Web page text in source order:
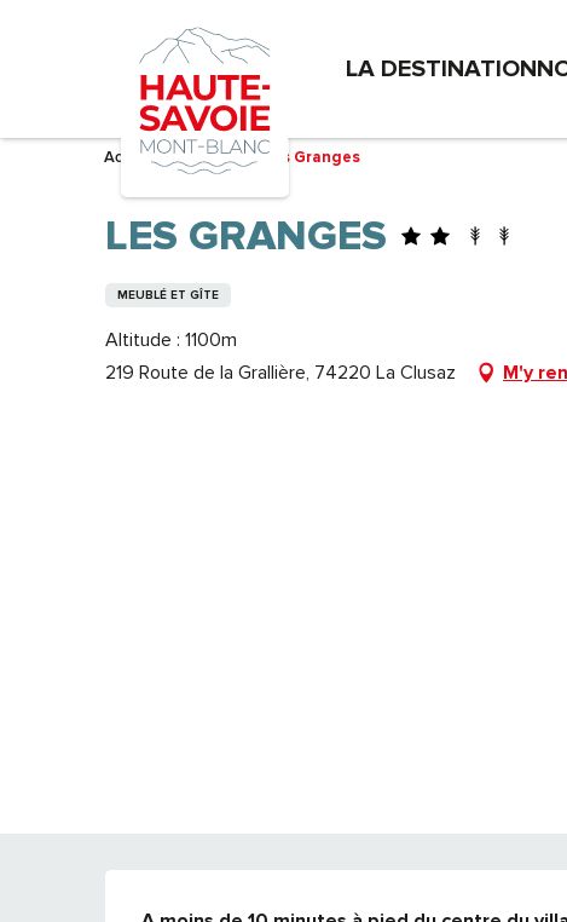
LA DESTINATION
Accueil – Je prépare Les Granges
LES GRANGES
MEUBLÉ ET GÎTE
Altitude : 1100m
219 Route de la Grallière, 74220 La Clusaz
M'y
DESCRIPTION